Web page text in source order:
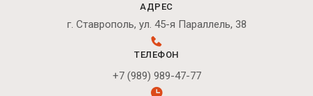
АДРЕС
г. Ставрополь, ул. 45-я Параллель, 38
ТЕЛЕФОН
+7 (989) 989-47-77